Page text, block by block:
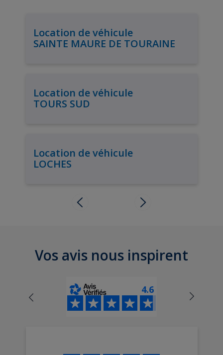
Location de véhicule
SAINTE MAURE DE TOURAINE
Location de véhicule
TOURS SUD
Location de véhicule
LOCHES
Vos avis nous inspirent
4.6